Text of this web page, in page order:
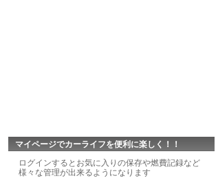
マイページでカーライフを便利に楽しく！！
ログインするとお気に入りの保存や燃費記録など
様々な管理が出来るようになります